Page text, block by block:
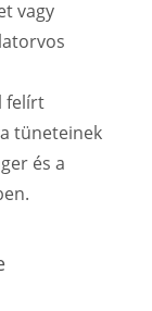
vagy
felírt
tüneteinek
és a